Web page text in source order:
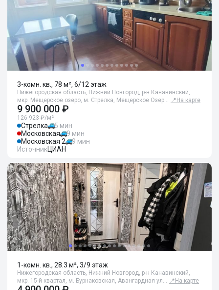
3-комн. кв., 78 м², 6/12 этаж
Нижегородская область, Нижний Новгород, р-н Канавинский,
мкр. Мещерское озеро, м. Стрелка, Мещерское Озер… 📍 На карте
9 900 000 ₽
126 923 ₽/м²
Стрелка
5 мин
Московская
9 мин
Московская 2
9 мин
ИсточникЦИАН
1-комн. кв., 28.3 м², 3/9 этаж
Нижегородская область, Нижний Новгород, р-н Канавинский,
мкр. 15-й квартал, м. Бурнаковская, Авангардная ул… 📍 На карте